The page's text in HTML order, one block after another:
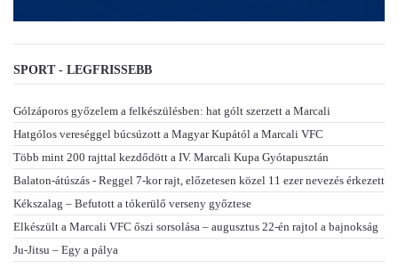
SPORT - LEGFRISSEBB
Gólzáporos győzelem a felkészülésben: hat gólt szerzett a Marcali
Hatgólos vereséggel búcsúzott a Magyar Kupától a Marcali VFC
Több mint 200 rajttal kezdődött a IV. Marcali Kupa Gyótapusztán
Balaton-átúszás - Reggel 7-kor rajt, előzetesen közel 11 ezer nevezés érkezett
Kékszalag – Befutott a tókerülő verseny győztese
Elkészült a Marcali VFC őszi sorsolása – augusztus 22-én rajtol a bajnokság
Ju-Jitsu – Egy a pálya